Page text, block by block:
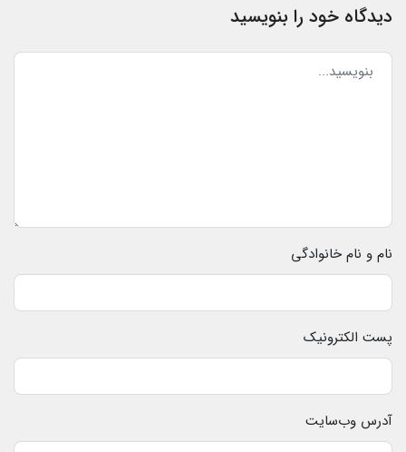
دیدگاه خود را بنویسید
نام و نام خانوادگی
پست الکترونیک
آدرس وب‌سایت